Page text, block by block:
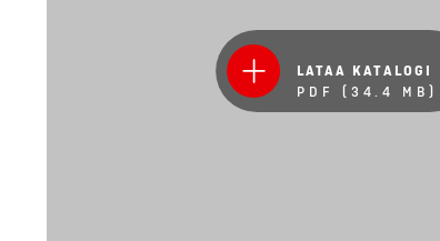
LATAA KATALOGI
PDF (34.4 MB)